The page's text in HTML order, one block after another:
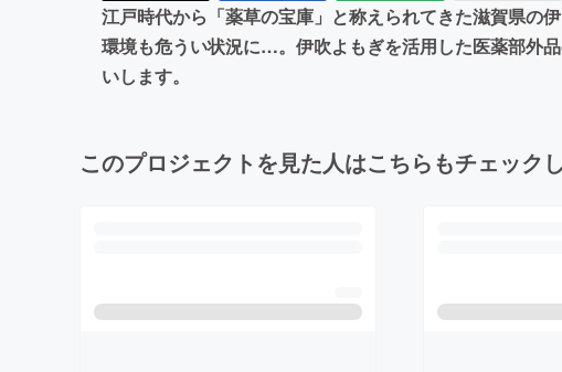
江戸時代から「薬草の宝庫」と称えられてきた滋賀県の
環境も危うい状況に…。伊吹よもぎを活用した医薬部外
いします。
このプロジェクトを見た人はこちらもチェック